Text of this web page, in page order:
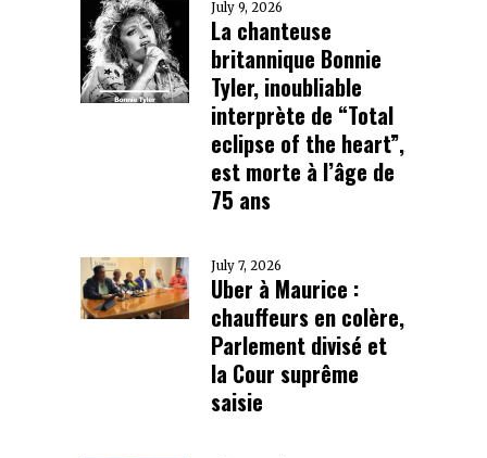
July 9, 2026
La chanteuse
britannique Bonnie
Tyler, inoubliable
interprète de “Total
eclipse of the heart”,
est morte à l’âge de
75 ans
July 7, 2026
Uber à Maurice :
chauffeurs en colère,
Parlement divisé et
la Cour suprême
saisie